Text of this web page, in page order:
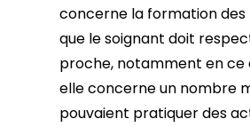
concerne la formation des
que le soignant doit
proche, notamment en ce
elle concerne un nombre
pouvaient pratiquer des